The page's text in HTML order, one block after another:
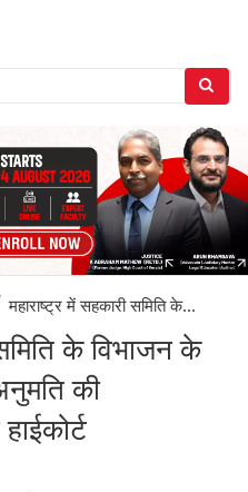
महाराष्ट्र में सहकारी समिति के...
के विभाजन के
की